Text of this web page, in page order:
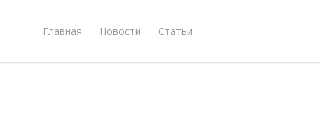
Главная Новости Статьи